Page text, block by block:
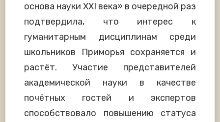
основа науки XXI века» в очередной раз
подтвердила, что интерес к
гуманитарным дисциплинам среди
школьников Приморья сохраняется и
растёт. Участие представителей
академической науки в качестве
почётных гостей и экспертов
способствовало повышению статуса